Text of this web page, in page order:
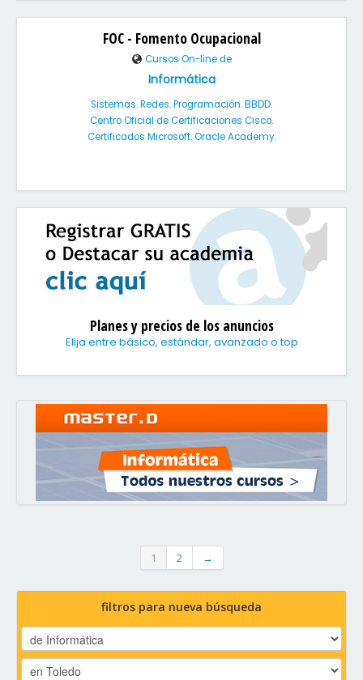
FOC - Fomento Ocupacional
Cursos On-line de
Informática
Sistemas. Redes. Programación. BBDD.
Centro Oficial de Certificaciones Cisco.
Certificados Microsoft. Oracle Academy.
Planes y precios de los anuncios
Elija entre básico, estándar, avanzado o top
1 2 →
filtros para nueva búsqueda